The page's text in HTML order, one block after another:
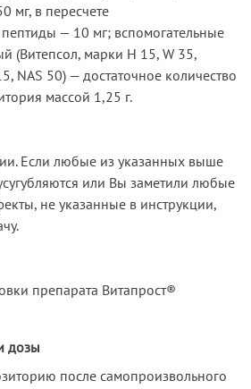
мг, в пересчете
— 10 мг; вспомогательные
(Витепсол, марки Н 15, W 35,
NAS 50) — достаточное количество
массой 1,25 г.
Если любые из указанных выше
или Вы заметили любые
не указанные в инструкции,
препарата Витапрост®
дозы
после самопроизвольного